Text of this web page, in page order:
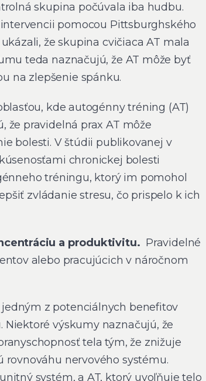
skupina počúvala iba hudbu.
pomocou Pittsburghského
že skupina cvičiaca AT mala
teda naznačujú, že AT môže byť
na zlepšenie spánku.
kde autogénny tréning (AT)
že pravidelná prax AT môže
bolesti. V štúdii publikovanej v
chronickej bolesti
tréningu, ktorý im pomohol
zvládanie stresu, čo prispelo k ich
a produktivitu. Pravidelné
alebo pracujúcich v náročnom
jedným z potenciálnych benefitov
výskumy naznačujú, že
tela tým, že znižuje
rovnováhu nervového systému.
systém, a AT, ktorý uvoľňuje telo